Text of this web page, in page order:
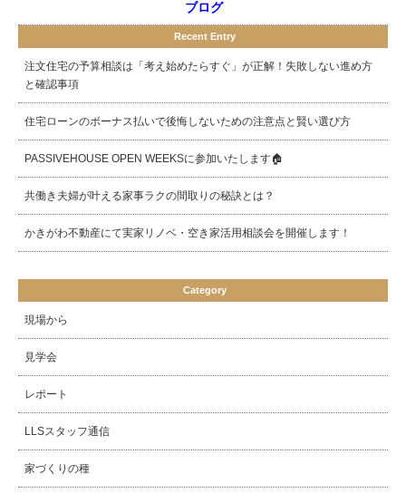
ブログ
Recent Entry
注文住宅の予算相談は「考え始めたらすぐ」が正解！失敗しない進め方
と確認事項
住宅ローンのボーナス払いで後悔しないための注意点と賢い選び方
PASSIVEHOUSE OPEN WEEKSに参加いたします🏠
共働き夫婦が叶える家事ラクの間取りの秘訣とは？
かきがわ不動産にて実家リノベ・空き家活用相談会を開催します！
Category
現場から
見学会
レポート
LLSスタッフ通信
家づくりの種